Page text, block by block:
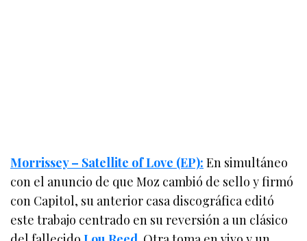
Morrissey – Satellite of Love (EP): En simultáneo
con el anuncio de que Moz cambió de sello y firmó
con Capitol, su anterior casa discográfica editó
este trabajo centrado en su reversión a un clásico